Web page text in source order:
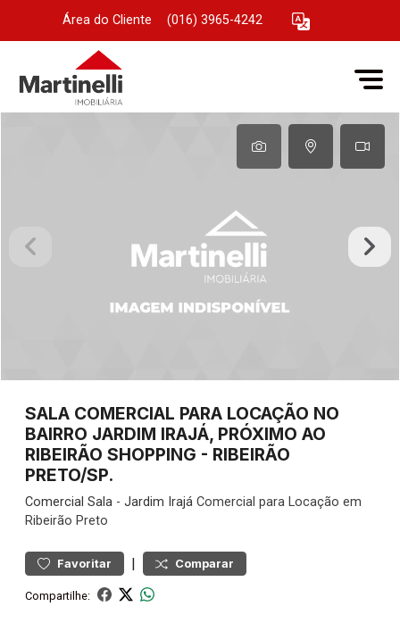
Área do Cliente (016) 3965-4242
SALA COMERCIAL PARA LOCAÇÃO NO
BAIRRO JARDIM IRAJÁ, PRÓXIMO AO
RIBEIRÃO SHOPPING - RIBEIRÃO
PRETO/SP.
Comercial Sala - Jardim Irajá Comercial para Locação em
Ribeirão Preto
Favoritar | Comparar
Compartilhe: